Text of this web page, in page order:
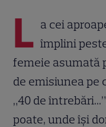
L a cei
împlini
femeie asumată
de emisiunea pe
„40 de
poate, unde își